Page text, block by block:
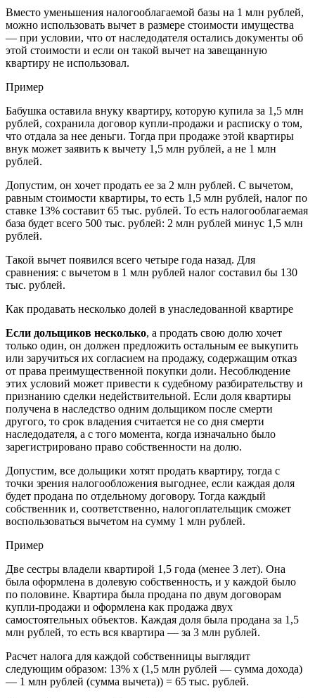
Вместо уменьшения налогооблагаемой базы на 1 млн рублей,
можно использовать вычет в размере стоимости имущества
— при условии, что от наследодателя остались документы об
этой стоимости и если он такой вычет на завещанную
квартиру не использовал.
Пример
Бабушка оставила внуку квартиру, которую купила за 1,5 млн
рублей, сохранила договор купли-продажи и расписку о том,
что отдала за нее деньги. Тогда при продаже этой квартиры
внук может заявить к вычету 1,5 млн рублей, а не 1 млн
рублей.
Допустим, он хочет продать ее за 2 млн рублей. С вычетом,
равным стоимости квартиры, то есть 1,5 млн рублей, налог по
ставке 13% составит 65 тыс. рублей. То есть налогооблагаемая
база будет всего 500 тыс. рублей: 2 млн рублей минус 1,5 млн
рублей.
Такой вычет появился всего четыре года назад. Для
сравнения: с вычетом в 1 млн рублей налог составил бы 130
тыс. рублей.
Как продавать несколько долей в унаследованной квартире
Если дольщиков несколько, а продать свою долю хочет
только один, он должен предложить остальным ее выкупить
или заручиться их согласием на продажу, содержащим отказ
от права преимущественной покупки доли. Несоблюдение
этих условий может привести к судебному разбирательству и
признанию сделки недействительной. Если доля квартиры
получена в наследство одним дольщиком после смерти
другого, то срок владения считается не со дня смерти
наследодателя, а с того момента, когда изначально было
зарегистрировано право собственности на долю.
Допустим, все дольщики хотят продать квартиру, тогда с
точки зрения налогообложения выгоднее, если каждая доля
будет продана по отдельному договору. Тогда каждый
собственник и, соответственно, налогоплательщик сможет
воспользоваться вычетом на сумму 1 млн рублей.
Пример
Две сестры владели квартирой 1,5 года (менее 3 лет). Она
была оформлена в долевую собственность, и у каждой было
по половине. Квартира была продана по двум договорам
купли-продажи и оформлена как продажа двух
самостоятельных объектов. Каждая доля была продана за 1,5
млн рублей, то есть вся квартира — за 3 млн рублей.
Расчет налога для каждой собственницы выглядит
следующим образом: 13% х (1,5 млн рублей — сумма дохода)
— 1 млн рублей (сумма вычета)) = 65 тыс. рублей.